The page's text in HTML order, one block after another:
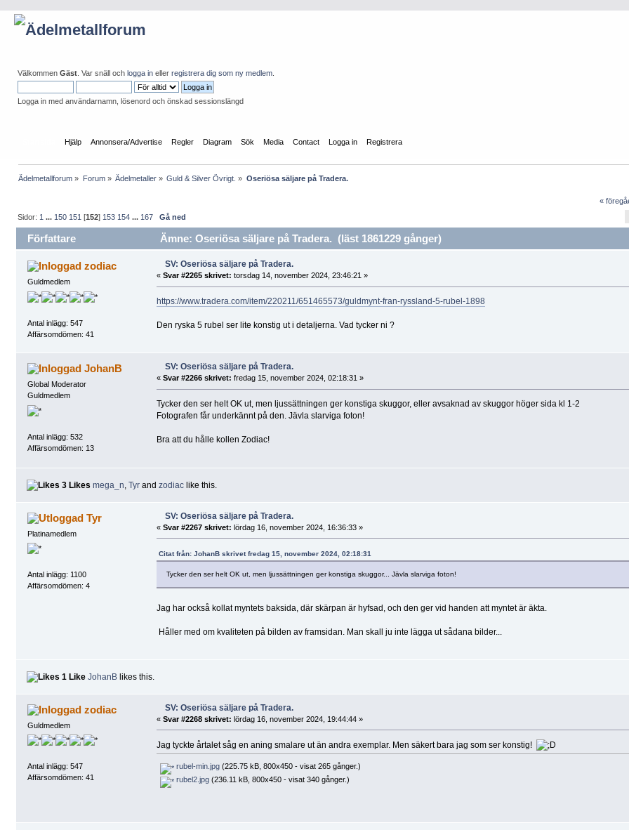
Välkommen Gäst . Var snäll och logga in eller registrera dig som ny medlem
Logga in med användarnamn, lösenord och önskad sessionslängd
Hjälp Annonsera/Advertise Regler Diagram Sök Media Contact Logga in Registrera
Ädelmetallforum » Forum» Ädelmetaller» Guld & Silver Övrigt. » Oseriösa säljare på Tradera.
«
Sidor: 1 ... 150 151 [152] 153 154 ... 167 Gå ned
Författare Ämne: Oseriösa säljare på Tradera. (läst 1861229 gånger)
zodiac
Guldmedlem
Antal inlägg: 547
Affärsomdömen: 41
SV: Oseriösa säljare på Tradera.
« Svar #2265 skrivet: torsdag 14, november 2024, 23:46:21 »
https://www.tradera.com/item/220211/651465573/guldmynt-fran-ryssland-5-rubel-1898
Den ryska 5 rubel ser lite konstig ut i detaljerna. Vad tycker ni ?
JohanB
Global Moderator
Guldmedlem
Antal inlägg: 532
Affärsomdömen: 13
SV: Oseriösa säljare på Tradera.
« Svar #2266 skrivet: fredag 15, november 2024, 02:18:31 »
Tycker den ser helt OK ut, men ljussättningen ger konstiga skuggor, eller avsaknad av skuggor höger sida kl 1-2
Fotografen får underkännt på den. Jävla slarviga foton!
Bra att du hålle kollen Zodiac!
3 Likes mega_n Tyrand zodiaclike this.
Tyr
Platinamedlem
Antal inlägg: 1100
Affärsomdömen: 4
SV: Oseriösa säljare på Tradera.
« Svar #2267 skrivet: lördag 16, november 2024, 16:36:33 »
Citat från: JohanB skrivet fredag 15, november 2024, 02:18:31
Tycker den ser helt OK ut, men ljussättningen ger konstiga skuggor... Jävla slarviga foton!
Jag har också kollat myntets baksida, där skärpan är hyfsad, och den ger vid handen att myntet är äkta.
Håller med om kvaliteten på bilden av framsidan. Man skall ju inte lägga ut sådana bilder...
1 Like JohanBlikes this.
zodiac
Guldmedlem
Antal inlägg: 547
Affärsomdömen: 41
SV: Oseriösa säljare på Tradera.
« Svar #2268 skrivet: lördag 16, november 2024, 19:44:44 »
Jag tyckte årtalet såg en aning smalare ut än andra exemplar. Men säkert bara jag som ser konstig!
rubel-min.jpg(225.75 kB, 800x450 - visat 265 gånger.)
rubel2.jpg(236.11 kB, 800x450 - visat 340 gånger.)